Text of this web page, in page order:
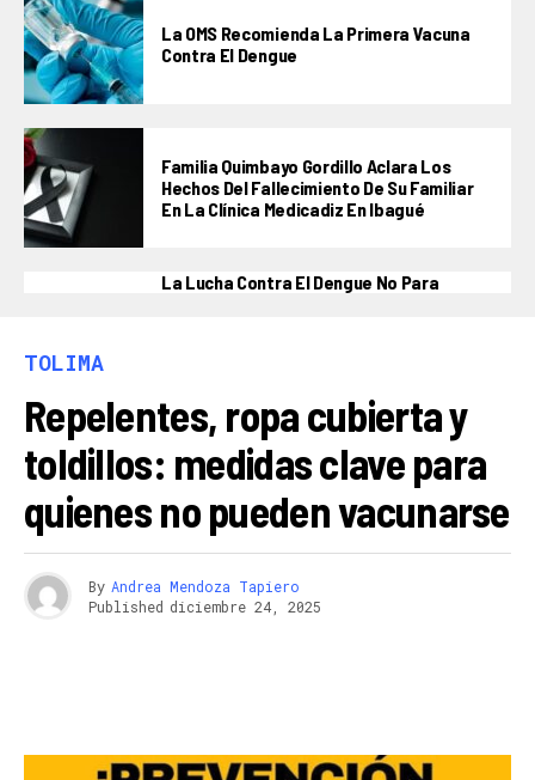
La OMS Recomienda La Primera Vacuna
Contra El Dengue
Familia Quimbayo Gordillo Aclara Los
Hechos Del Fallecimiento De Su Familiar
En La Clínica Medicadiz En Ibagué
La Lucha Contra El Dengue No Para
TOLIMA
Repelentes, ropa cubierta y
toldillos: medidas clave para
quienes no pueden vacunarse
By Andrea Mendoza Tapiero
Published diciembre 24, 2025